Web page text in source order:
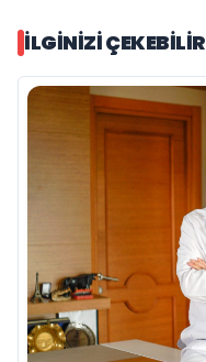
İLGINIZI ÇEKEBILIR